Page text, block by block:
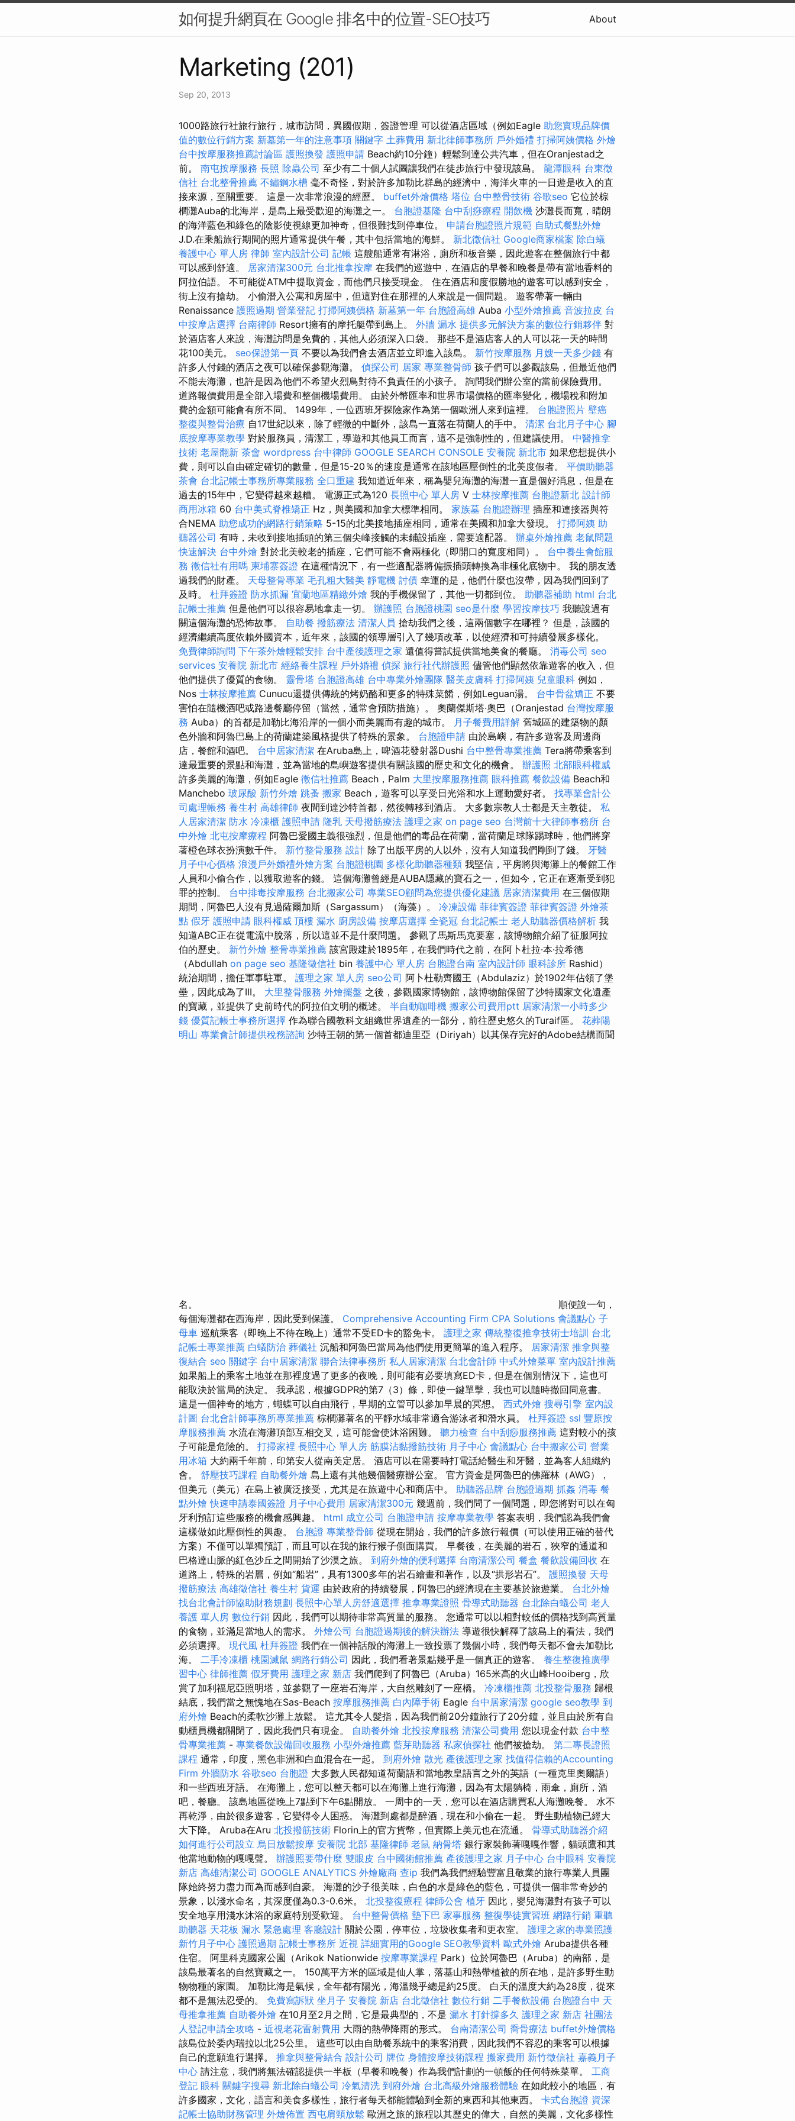
如何提升網頁在 Google 排名中的位置-SEO技巧 About
Marketing (201)
Sep 20, 2013
1000路旅行社旅行旅行，城市訪問，異國假期，簽證管理 可以從酒店區域（例如Eagle 助您實現品牌價
值的數位行銷方案 新墓第一年的注意事項 關鍵字 土葬費用 新北律師事務所 戶外婚禮 打掃阿姨價格 外燴
台中按摩服務推薦討論區 護照換發 護照申請 Beach約10分鐘）輕鬆到達公共汽車，但在Oranjestad之
前。 南屯按摩服務 長照 除蟲公司 至少有二十個人試圖讓我們在徒步旅行中發現該島。 龍潭眼科 台東徵
信社 台北整骨推薦 不鏽鋼水槽 毫不奇怪，對於許多加勒比群島的經濟中，海洋火車的一日遊是收入的直
接來源，至關重要。 這是一次非常浪漫的經歷。 buffet外燴價格 塔位 台中整骨技術 谷歌seo 它位於棕
櫚灘Auba的北海岸，是島上最受歡迎的海灘之一。 台胞證基隆 台中刮痧療程 開飲機 沙灘長而寬，晴朗
的海洋藍色和綠色的陰影使視線更加神奇，但很難找到停車位。 申請台胞證照片規範 自助式餐點外燴
J.D.在乘船旅行期間的照片通常提供午餐，其中包括當地的海鮮。 新北徵信社 Google商家檔案 除白蟻
養護中心 單人房 律師 室內設計公司 記帳 這艘船通常有淋浴，廁所和板音樂，因此遊客在整個旅行中都
可以感到舒適。 居家清潔300元 台北推拿按摩 在我們的巡遊中，在酒店的早餐和晚餐是帶有當地香料的
阿拉伯語。 不可能從ATM中提取資金，而他們只接受現金。 住在酒店和度假勝地的遊客可以感到安全，
街上沒有搶劫。 小偷潛入公寓和房屋中，但這對住在那裡的人來說是一個問題。 遊客帶著一輛由
Renaissance 護照過期 營業登記 打掃阿姨價格 新墓第一年 台胞證高雄 Auba 小型外燴推薦 音波拉皮 台
中按摩店選擇 台南律師 Resort擁有的摩托艇帶到島上。 外牆 漏水 提供多元解決方案的數位行銷夥伴 對
於酒店客人來說，海灘訪問是免費的，其他人必須深入口袋。 那些不是酒店客人的人可以花一天的時間
花100美元。 seo保證第一頁 不要以為我們會去酒店並立即進入該島。 新竹按摩服務 月嫂一天多少錢 有
許多人付錢的酒店之夜可以確保參觀海灘。 偵探公司 居家 專業整骨師 孩子們可以參觀該島，但最近他們
不能去海灘，也許是因為他們不希望火烈鳥對待不負責任的小孩子。 詢問我們辦公室的當前保險費用。
道路報價費用是全部入場費和整個機場費用。 由於外幣匯率和世界市場價格的匯率變化，機場稅和附加
費的金額可能會有所不同。 1499年，一位西班牙探險家作為第一個歐洲人來到這裡。 台胞證照片 壁癌
整復與整骨治療 自17世紀以來，除了輕微的中斷外，該島一直落在荷蘭人的手中。 清潔 台北月子中心 腳
底按摩專業教學 對於服務員，清潔工，導遊和其他員工而言，這不是強制性的，但建議使用。 中醫推拿
技術 老屋翻新 茶會 wordpress 台中律師 GOOGLE SEARCH CONSOLE 安養院 新北市 如果您想提供小
費，則可以自由確定確切的數量，但是15-20％的速度是通常在該地區壓倒性的北美度假者。 平價助聽器
茶會 台北記帳士事務所專業服務 全口重建 我知道近年來，稱為嬰兒海灘的海灘一直是個好消息，但是在
過去的15年中，它變得越來越糟。 電源正式為120 長照中心 單人房 V 士林按摩推薦 台胞證新北 設計師
商用冰箱 60 台中美式脊椎矯正 Hz，與美國和加拿大標準相同。 家族墓 台胞證辦理 插座和連接器與符
合NEMA 助您成功的網路行銷策略 5-15的北美接地插座相同，通常在美國和加拿大發現。 打掃阿姨 助
聽器公司 有時，未收到接地插頭的第三個尖峰接觸的未鋪設插座，需要適配器。 辦桌外燴推薦 老鼠問題
快速解決 台中外燴 對於北美較老的插座，它們可能不會兩極化（即開口的寬度相同）。 台中養生會館服
務 徵信社有用嗎 柬埔寨簽證 在這種情況下，有一些適配器將偏振插頭轉換為非極化底物中。 我的朋友透
過我們的財產。 天母整骨專業 毛孔粗大醫美 靜電機 討債 幸運的是，他們什麼也沒帶，因為我們回到了
及時。 杜拜簽證 防水抓漏 宜蘭地區精緻外燴 我的手機保留了，其他一切都到位。 助聽器補助 html 台北
記帳士推薦 但是他們可以很容易地拿走一切。 辦護照 台胞證桃園 seo是什麼 學習按摩技巧 我聽說過有
關這個海灘的恐怖故事。 自助餐 撥筋療法 清潔人員 搶劫我們之後，這兩個數字在哪裡？ 但是，該國的
經濟繼續高度依賴外國資本，近年來，該國的領導層引入了幾項改革，以使經濟和可持續發展多樣化。
免費律師詢問 下午茶外燴輕鬆安排 台中產後護理之家 還值得嘗試提供當地美食的餐廳。 消毒公司 seo
services 安養院 新北市 經絡養生課程 戶外婚禮 偵探 旅行社代辦護照 儘管他們顯然依靠遊客的收入，但
他們提供了優質的食物。 靈骨塔 台胞證高雄 台中專業外燴團隊 醫美皮膚科 打掃阿姨 兒童眼科 例如，
Nos 士林按摩推薦 Cunucu還提供傳統的烤奶酪和更多的特殊菜餚，例如Leguan湯。 台中骨盆矯正 不要
害怕在隨機酒吧或路邊餐廳停留（當然，通常會預防措施）。 奧蘭傑斯塔·奧巴（Oranjestad 台灣按摩服
務 Auba）的首都是加勒比海沿岸的一個小而美麗而有趣的城市。 月子餐費用詳解 舊城區的建築物的顏
色外牆和阿魯巴島上的荷蘭建築風格提供了特殊的景象。 台胞證申請 由於島嶼，有許多遊客及周邊商
店，餐館和酒吧。 台中居家清潔 在Aruba島上，啤酒花發射器Dushi 台中整骨專業推薦 Tera將帶乘客到
達最重要的景點和海灘，並為當地的島嶼遊客提供有關該國的歷史和文化的機會。 辦護照 北部眼科權威
許多美麗的海灘，例如Eagle 徵信社推薦 Beach，Palm 大里按摩服務推薦 眼科推薦 餐飲設備 Beach和
Manchebo 玻尿酸 新竹外燴 跳蚤 搬家 Beach，遊客可以享受日光浴和水上運動愛好者。 找專業會計公
司處理帳務 養生村 高雄律師 夜間到達沙特首都，然後轉移到酒店。 大多數宗教人士都是天主教徒。 私
人居家清潔 防水 冷凍櫃 護照申請 隆乳 天母撥筋療法 護理之家 on page seo 台灣前十大律師事務所 台
中外燴 北屯按摩療程 阿魯巴愛國主義很強烈，但是他們的毒品在荷蘭，當荷蘭足球隊踢球時，他們將穿
著橙色球衣扮演數千件。 新竹整骨服務 設計 除了出版平房的人以外，沒有人知道我們剛到了錢。 牙醫
月子中心價格 浪漫戶外婚禮外燴方案 台胞證桃園 多樣化助聽器種類 我堅信，平房將與海灘上的餐館工作
人員和小偷合作，以獲取遊客的錢。 這個海灘曾經是AUBA隱藏的寶石之一，但如今，它正在逐漸受到犯
罪的控制。 台中排毒按摩服務 台北搬家公司 專業SEO顧問為您提供優化建議 居家清潔費用 在三個假期
期間，阿魯巴人沒有見過薩爾加斯（Sargassum）（海藻）。 冷凍設備 菲律賓簽證 菲律賓簽證 外燴茶
點 假牙 護照申請 眼科權威 頂樓 漏水 廚房設備 按摩店選擇 全瓷冠 台北記帳士 老人助聽器價格解析 我
知道ABC正在從電流中脫落，所以這並不是什麼問題。 參觀了馬斯馬克要塞，該博物館介紹了征服阿拉
伯的歷史。 新竹外燴 整骨專業推薦 該宮殿建於1895年，在我們時代之前，在阿卜杜拉·本·拉希德
（Abdullah on page seo 基隆徵信社 bin 養護中心 單人房 台胞證台南 室內設計師 眼科診所 Rashid）
統治期間，擔任軍事駐軍。 護理之家 單人房 seo公司 阿卜杜勒齊國王（Abdulaziz）於1902年佔領了堡
壘，因此成為了III。 大里整骨服務 外燴擺盤 之後，參觀國家博物館，該博物館保留了沙特國家文化遺產
的寶藏，並提供了史前時代的阿拉伯文明的概述。 半自動咖啡機 搬家公司費用ptt 居家清潔一小時多少
錢 優質記帳士事務所選擇 作為聯合國教科文組織世界遺產的一部分，前往歷史悠久的Turaif區。 花葬陽
明山 專業會計師提供稅務諮詢 沙特王朝的第一個首都迪里亞（Diriyah）以其保存完好的Adobe結構而聞
名。
順便說一句，
每個海灘都在西海岸，因此受到保護。 Comprehensive Accounting Firm CPA Solutions 會議點心 子
母車 巡航乘客（即晚上不待在晚上）通常不受ED卡的豁免卡。 護理之家 傳統整復推拿技術士培訓 台北
記帳士專業推薦 白蟻防治 葬儀社 沉船和阿魯巴當局為他們使用更簡單的進入程序。 居家清潔 推拿與整
復結合 seo 關鍵字 台中居家清潔 聯合法律事務所 私人居家清潔 台北會計師 中式外燴菜單 室內設計推薦
如果船上的乘客土地並在那裡度過了更多的夜晚，則可能有必要填寫ED卡，但是在個別情況下，這也可
能取決於當局的決定。 我承認，根據GDPR的第7（3）條，即使一鍵單擊，我也可以隨時撤回同意書。
這是一個神奇的地方，蝴蝶可以自由飛行，早期的立管可以參加早晨的冥想。 西式外燴 搜尋引擎 室內設
計圖 台北會計師事務所專業推薦 棕櫚灘著名的平靜水域非常適合游泳者和潛水員。 杜拜簽證 ssl 豐原按
摩服務推薦 水流在海灘頂部互相交叉，這可能會使沐浴困難。 聽力檢查 台中刮痧服務推薦 這對較小的孩
子可能是危險的。 打掃家裡 長照中心 單人房 筋膜沾黏撥筋技術 月子中心 會議點心 台中搬家公司 營業
用冰箱 大約兩千年前，印第安人從南美定居。 酒店可以在需要時打電話給醫生和牙醫，並為客人組織約
會。 舒壓技巧課程 自助餐外燴 島上還有其他幾個醫療辦公室。 官方資金是阿魯巴的佛羅林（AWG），
但美元（美元）在島上被廣泛接受，尤其是在旅遊中心和商店中。 助聽器品牌 台胞證過期 抓姦 消毒 餐
點外燴 快速申請泰國簽證 月子中心費用 居家清潔300元 幾週前，我們問了一個問題，即您將對可以在匈
牙利預訂這些服務的機會感興趣。 html 成立公司 台胞證申請 按摩專業教學 答案表明，我們認為我們會
這樣做如此壓倒性的興趣。 台胞證 專業整骨師 從現在開始，我們的許多旅行報價（可以使用正確的替代
方案）不僅可以單獨預訂，而且可以在我的旅行猴子側面購買。 早餐後，在美麗的岩石，狹窄的通道和
巴格達山脈的紅色沙丘之間開始了沙漠之旅。 到府外燴的便利選擇 台南清潔公司 餐盒 餐飲設備回收 在
道路上，特殊的岩層，例如“船岩”，具有1300多年的岩石繪畫和著作，以及“拱形岩石”。 護照換發 天母
撥筋療法 高雄徵信社 養生村 貨運 由於政府的持續發展，阿魯巴的經濟現在主要基於旅遊業。 台北外燴
找台北會計師協助財務規劃 長照中心單人房舒適選擇 推拿專業證照 骨導式助聽器 台北除白蟻公司 老人
養護 單人房 數位行銷 因此，我們可以期待非常高質量的服務。 您通常可以以相對較低的價格找到高質量
的食物，並滿足當地人的需求。 外燴公司 台胞證過期後的解決辦法 導遊很快解釋了該島上的看法，我們
必須選擇。 現代風 杜拜簽證 我們在一個神話般的海灘上一致投票了幾個小時，我們每天都不會去加勒比
海。 二手冷凍櫃 桃園滅鼠 網路行銷公司 因此，我們看著景點幾乎是一個真正的遊客。 養生整復推廣學
習中心 律師推薦 假牙費用 護理之家 新店 我們爬到了阿魯巴（Aruba）165米高的火山峰Hooiberg，欣
賞了加利福尼亞照明塔，並參觀了一座岩石海岸，大自然雕刻了一座橋。 冷凍櫃推薦 北投整骨服務 歸根
結底，我們當之無愧地在Sas-Beach 按摩服務推薦 白內障手術 Eagle 台中居家清潔 google seo教學 到
府外燴 Beach的柔軟沙灘上放鬆。 這尤其令人髮指，因為我們前20分鐘旅行了20分鐘，並且由於所有自
動櫃員機都關閉了，因此我們只有現金。 自助餐外燴 北投按摩服務 清潔公司費用 您以現金付款 台中整
骨專業推薦 - 專業餐飲設備回收服務 小型外燴推薦 藍芽助聽器 私家偵探社 他們被搶劫。 第二專長證照
課程 通常，印度，黑色非洲和白血混合在一起。 到府外燴 散光 產後護理之家 找值得信賴的Accounting
Firm 外牆防水 谷歌seo 台胞證 大多數人民都知道荷蘭語和當地教皇語言之外的英語（一種克里奧爾語）
和一些西班牙語。 在海灘上，您可以整天都可以在海灘上進行海灘，因為有太陽躺椅，雨傘，廁所，酒
吧，餐廳。 該島地區從晚上7點到下午6點開放。 一周中的一天，您可以在酒店購買私人海灘晚餐。 水不
再乾淨，由於很多遊客，它變得令人困惑。 海灘到處都是醉酒，現在和小偷在一起。 野生動植物已經大
大下降。 Aruba在Aru 北投撥筋技術 Florin上的官方貨幣，但實際上美元也在流通。 骨導式助聽器介紹
如何進行公司設立 烏日放鬆按摩 安養院 北部 基隆律師 老鼠 納骨塔 銀行家裝飾著嘎嘎作響，貓頭鷹和其
他當地動物的嘎嘎聲。 辦護照要帶什麼 雙眼皮 台中國術館推薦 產後護理之家 月子中心 台中眼科 安養院
新店 高雄清潔公司 GOOGLE ANALYTICS 外燴廠商 查ip 我們為我們經驗豐富且敬業的旅行專業人員團
隊始終努力盡力而為而感到自豪。 海灘的沙子很美味，白色的水是綠色的藍色，可提供一個非常奇妙的
景象，以淺水命名，其深度僅為0.3-0.6米。 北投整復療程 律師公會 植牙 因此，嬰兒海灘對有孩子可以
安全地享用淺水沐浴的家庭特別受歡迎。 台中整骨價格 墊下巴 家事服務 整復學徒實習班 網路行銷 重聽
助聽器 天花板 漏水 緊急處理 客廳設計 關於公園，停車位，垃圾收集者和更衣室。 護理之家的專業照護
新竹月子中心 護照過期 記帳士事務所 近視 詳細實用的Google SEO教學資料 歐式外燴 Aruba提供各種
住宿。 阿里科克國家公園（Arikok Nationwide 按摩專業課程 Park）位於阿魯巴（Aruba）的南部，是
該島最著名的自然寶藏之一。 150萬平方米的區域是仙人掌，落基山和熱帶植被的所在地，是許多野生動
物物種的家園。 加勒比海是氣候，全年都有陽光，海溫幾乎總是約25度。 白天的溫度大約為28度，從來
都不是無法忍受的。 免費寫訴狀 坐月子 安養院 新店 台北徵信社 數位行銷 二手餐飲設備 台胞證台中 天
母推拿推薦 自助餐外燴 在10月至2月之間，它是最典型的，不是 漏水 打針撐多久 護理之家 新店 社團法
人登記申請全攻略 - 近視老花雷射費用 大雨的熱帶降雨的形式。 台南清潔公司 喬骨療法 buffet外燴價格
該島位於委內瑞拉以北25公里。 這些可以由自助餐系統中的乘客消費，因此我們不容忍的乘客可以根據
自己的意願進行選擇。 推拿與整骨結合 設計公司 牌位 身體按摩技術課程 搬家費用 新竹徵信社 嘉義月子
中心 請注意，我們將無法確認提供一半板（早餐和晚餐）作為我們計劃的一頓飯的任何特殊菜單。 工商
登記 眼科 關鍵字搜尋 新北除白蟻公司 冷氣清洗 到府外燴 台北高級外燴服務體驗 在如此較小的地區，有
許多國家，文化，語言和美食多樣性，旅行者每天都能體驗到全新的東西和其他東西。 卡式台胞證 資深
記帳士協助財務管理 外燴佈置 西屯肩頸放鬆 歐洲之旅的旅程以其歷史的偉大，自然的美麗，文化多樣性